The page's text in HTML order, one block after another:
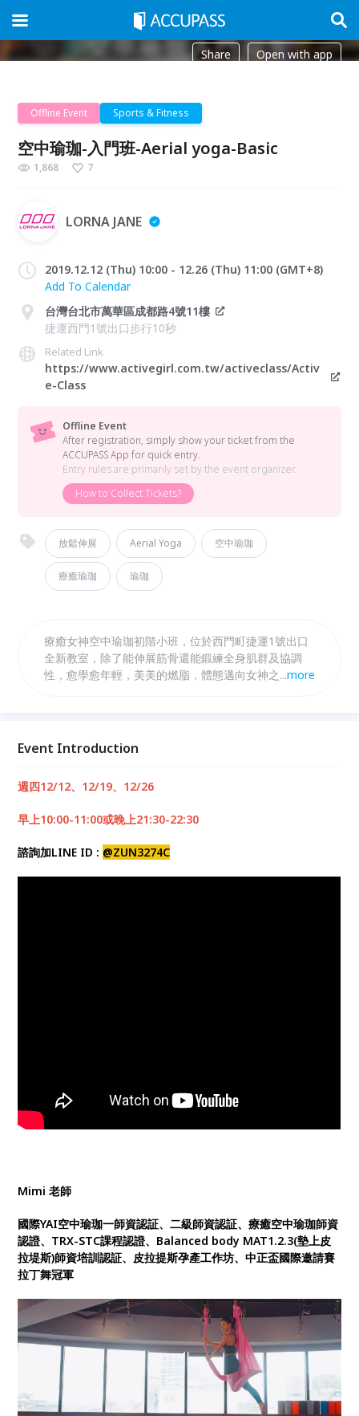
Share Open with app
Offline Event Sports & Fitness
空中瑜珈-入門班-Aerial yoga-Basic
1,868 7
LORNA JANE
2019.12.12 (Thu) 10:00 - 12.26 (Thu) 11:00 (GMT+8)
Add To Calendar
台灣台北市萬華區成都路4號11樓
捷運西門1號出口步行10秒
Related Link
https://www.activegirl.com.tw/activeclass/Activ
e-Class
Offline Event
After registration, simply show your ticket from the
ACCUPASS App for quick entry.
Entry rules are primarily set by the event organizer.
How to Collect Tickets?
放鬆伸展 Aerial Yoga 空中瑜珈
療癒瑜珈 瑜珈
療癒女神空中瑜珈初階小班，位於西門町捷運1號出口
全新教室，除了能伸展筋骨還能鍛練全身肌群及協調
性，愈學愈年輕，美美的燃脂，體態邁向女神之路！做
動作懸吊在空中，可提升身體的協調感與肌力。練習過
高品質彈性空瑜掛布和高規格安全掛環，整片玻璃門窗
採光通風讓人安心放鬆。
...more
Event Introduction
週四12/12、12/19、12/26
早上10:00-11:00或晚上21:30-22:30
諮詢加LINE ID : @ZUN3274C
Mimi 老師
國際YAI空中瑜珈一師資認証、二級師資認証、療癒空中瑜珈師資
認證、TRX-STC課程認證、Balanced body MAT1.2.3(墊上皮
拉堤斯)師資培訓認証、皮拉提斯孕產工作坊、中正盃國際邀請賽
拉丁舞冠軍